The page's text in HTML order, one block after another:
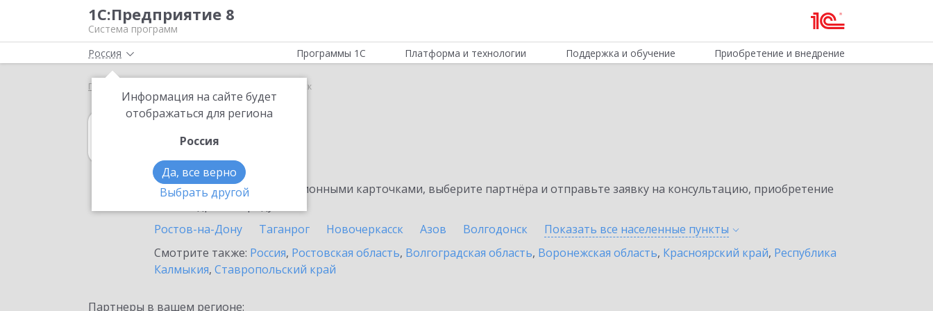
1С:Предприятие 8
Система программ
Россия
Информация на сайте будет
отображаться для региона
Россия
Да, все верно
Выбрать другой
Программы 1С Платформа и технологии Поддержка и обучение Приобретение и внедрение
Главная Сальск
1С:Розница
в Сальске
Ознакомьтесь с информационными карточками, выберите партнёра и отправьте заявку на консультацию, приобретение
Ростов-на-Дону
Таганрог Новочеркасск Азов Волгодонск Показать все населенные пункты
Смотрите также: Россия, Ростовская область, Волгоградская область, Воронежская область, Красноярский край, Республика
Калмыкия, Ставропольский край
Партнеры в вашем регионе: